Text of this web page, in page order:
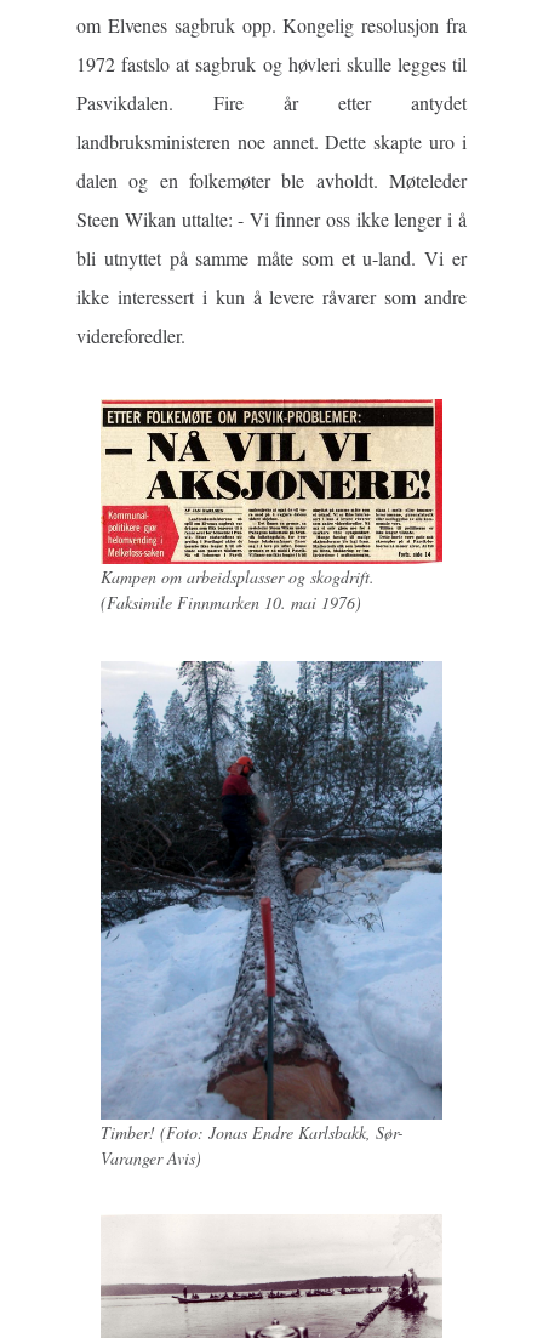
om Elvenes sagbruk opp. Kongelig resolusjon fra
1972 fastslo at sagbruk og høvleri skulle legges til
Pasvikdalen. Fire år etter antydet
landbruksministeren noe annet. Dette skapte uro i
dalen og en folkemøter ble avholdt. Møteleder
Steen Wikan uttalte: - Vi finner oss ikke lenger i å
bli utnyttet på samme måte som et u-land. Vi er
ikke interessert i kun å levere råvarer som andre
videreforedler.
Kampen om arbeidsplasser og skogdrift.
(Faksimile Finnmarken 10. mai 1976)
Timber! (Foto: Jonas Endre Karlsbakk, Sør-
Varanger Avis)